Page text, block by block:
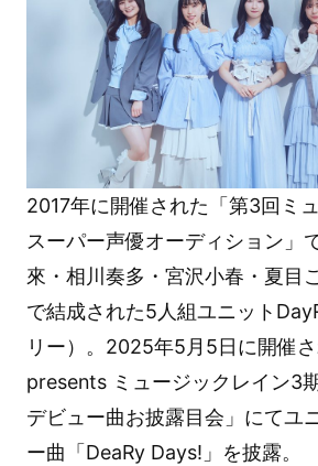
2017年に開催された「第3回ミ
スーパー声優オーディション」
來・相川奏多・宮沢小春・夏目
で結成された5人組ユニット
リー）。2025年5月5日に開催
presents ミュージックレイン3
デビュー曲お披露目会」にてユ
ー曲「DeaRy Days!」を披露。